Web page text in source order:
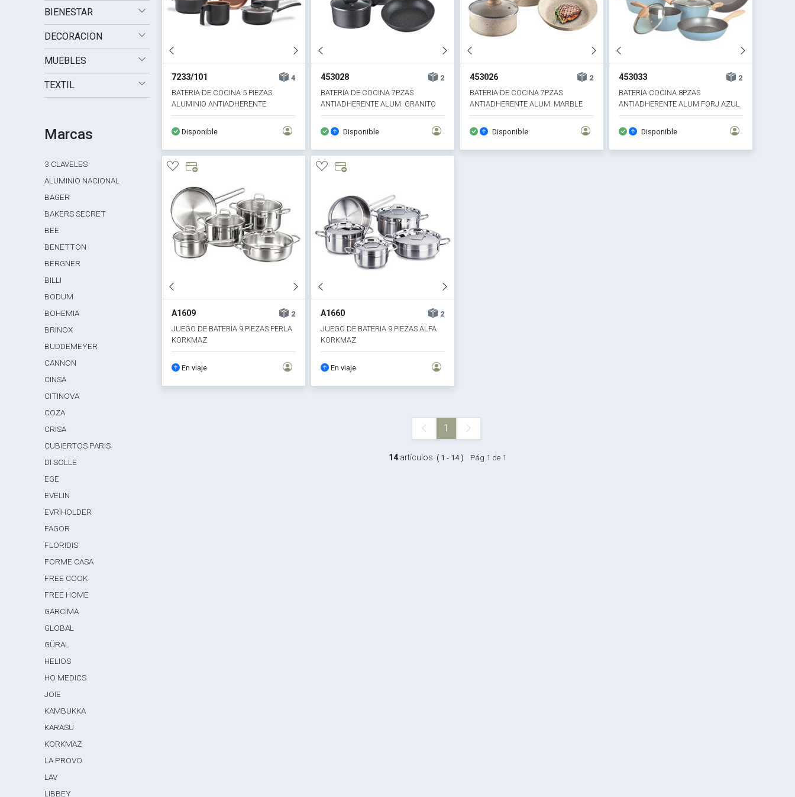
BIENESTAR
DECORACION
MUEBLES
TEXTIL
Marcas
3 CLAVELES
ALUMINIO NACIONAL
BAGER
BAKERS SECRET
BEE
BENETTON
BERGNER
BILLI
BODUM
BOHEMIA
BRINOX
BUDDEMEYER
CANNON
CINSA
CITINOVA
COZA
CRISA
CUBIERTOS PARIS
DI SOLLE
EGE
EVELIN
EVRIHOLDER
FAGOR
FLORIDIS
FORME CASA
FREE COOK
FREE HOME
GARCIMA
GLOBAL
GÜRAL
HELIOS
HO MEDICS
JOIE
KAMBUKKA
KARASU
KORKMAZ
LA PROVO
LAV
LIBBEY
7233/101
4
BATERIA DE COCINA 5 PIEZAS
ALUMINIO ANTIADHERENTE
TOPAZIO COBRE/GRIS
Disponible
453028
2
BATERIA DE COCINA 7PZAS
ANTIADHERENTE ALUM. GRANITO
GRIS
Disponible
453026
2
BATERIA DE COCINA 7PZAS
ANTIADHERENTE ALUM. MARBLE
BEIGE
Disponible
453033
2
BATERIA COCINA 8PZAS
ANTIADHERENTE ALUM.FORJ.AZUL
Disponible
A1609
2
JUEGO DE BATERIA 9 PIEZAS PERLA
KORKMAZ
En viaje
A1660
2
JUEGO DE BATERIA 9 PIEZAS ALFA
KORKMAZ
En viaje
1
14 artículos.( 1 - 14 ) Pág 1 de 1